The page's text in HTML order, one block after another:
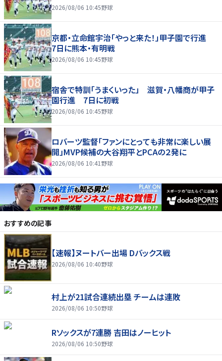
2026/08/06 10:45野球
京都・立命館宇治「やっと来た！」甲子園で行進
7日に熊本・有明戦
2026/08/06 10:45野球
宿舎で特訓「うまくいった」 滋賀・八幡商が甲子
園行進 7日に初戦
2026/08/06 10:45野球
ロバーツ監督「ファンにとっても非常に楽しい展
開」MVP候補の大谷翔平とPCAの２発に
2026/08/06 10:41 野球
おすすめの記事
【速報】ヌートバー出場 Dバックス戦
2026/08/06 10:40野球
村上が21試合連続出塁 チームは連敗
2026/08/06 10:50野球
Rソックスが7連勝 吉田はノーヒット
2026/08/06 10:50野球